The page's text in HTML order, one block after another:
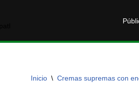
Inicio \ Cremas supremas con